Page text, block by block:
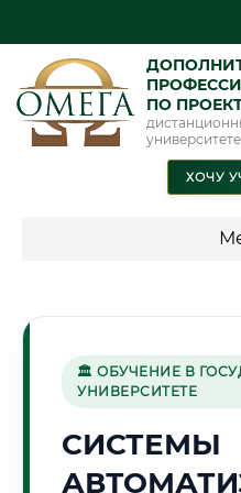
ПО
университете
ХОЧУ
Г.
🏛 ОБУЧЕНИЕ В
УНИВЕРСИТЕТЕ
СИСТЕМЫ